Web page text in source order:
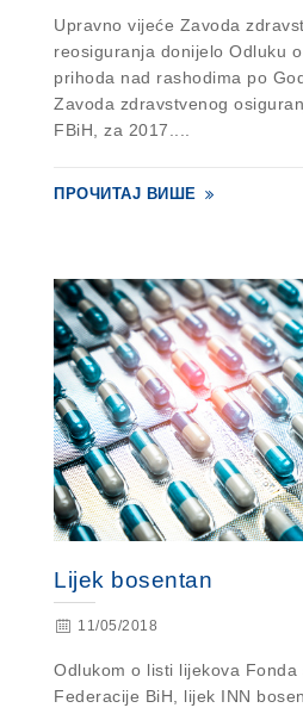
Upravno vijeće Zavoda
reosiguranja donijelo Odluku
prihoda nad rashodima po
Zavoda zdravstvenog
FBiH, za 2017....
ПРОЧИТАЈ ВИШЕ
Lijek bosentan
11/05/2018
Odlukom o listi lijekova Fonda
Federacije BiH, lijek INN